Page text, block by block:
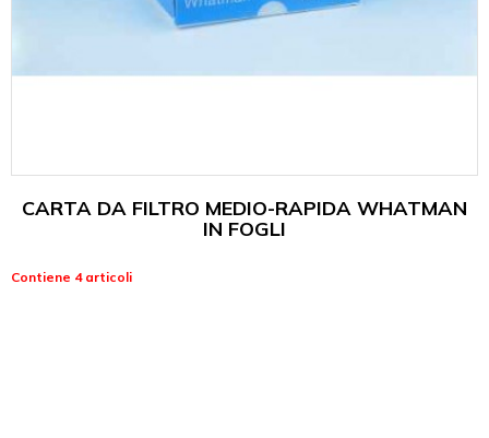
CARTA DA FILTRO MEDIO-RAPIDA WHATMAN
IN FOGLI
Contiene 4 articoli